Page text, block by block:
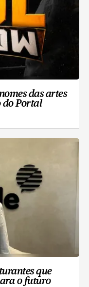
das artes
do Portal
que
o futuro